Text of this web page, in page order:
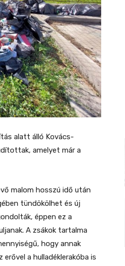
alatt álló Kovács-
amelyet már a
malom hosszú idő után
tündökölhet és új
éppen ez a
A zsákok tartalma
hogy annak
a hulladéklerakóba is